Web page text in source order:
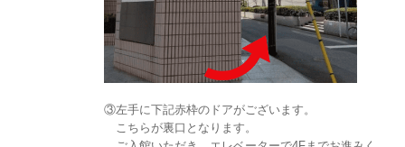
③左手に下記赤枠のドアがございます。
こちらが裏口となります。